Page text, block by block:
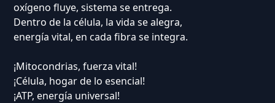
oxígeno fluye, sistema se entrega.
Dentro de la célula, la vida se alegra,
energía vital, en cada fibra se integra.
¡Mitocondrias, fuerza vital!
¡Célula, hogar de lo esencial!
¡ATP, energía universal!